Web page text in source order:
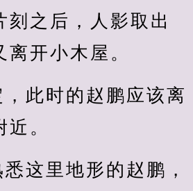
刻之后，人影取出
开小木屋。
此时的赵鹏应该离
。
这里地形的赵鹏，